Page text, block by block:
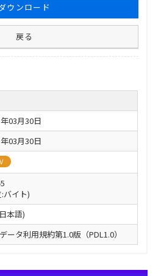
ウンロード
戻る
03月30日
03月30日
バイト)
本語)
ータ利用規約第1.0版（PDL1.0）